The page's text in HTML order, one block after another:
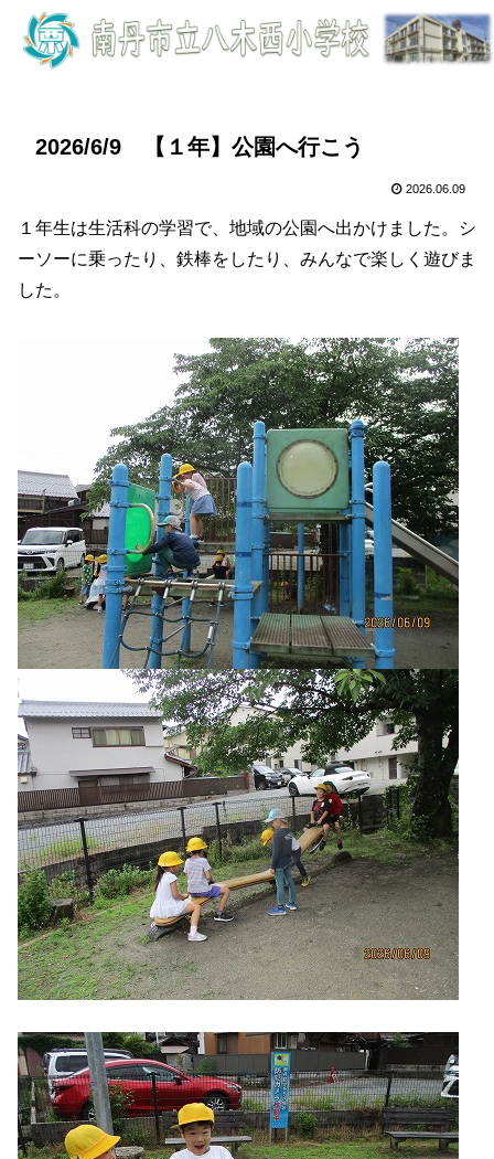
2026/6/9 【１年】公園へ行こう
2026.06.09
１年生は生活科の学習で、地域の公園へ出かけました。シ
ーソーに乗ったり、鉄棒をしたり、みんなで楽しく遊びま
した。